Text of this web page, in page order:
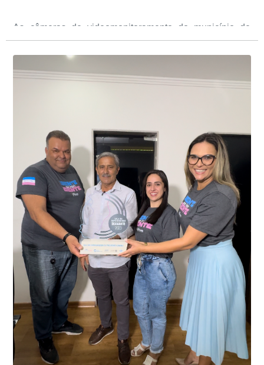
As câmeras de videomonitoramento do município de
Presidente Kennedy identificaram neste fim de semana,
01 de junho, uma motocicleta com indícios de
adulteração, imediatamente, a central de
videomonitoramento acionou a Guarda Civil Municipal,
Durante a abordagem a adulteração foi comprovada,
conta do sistema de videomonitoramento instalado
recentemente em todo o município de Presidente
Kennedy, o sistema é integrado com outros municípios
do país, sendo possível a identificação de veículos por
meio do cruzamento de informações, nesse caso
específico, com dados de uma cidade do Estado do Rio
de Janeiro.
“Mais de 100 câmeras foram instaladas na sede e no
interior de Presidente Kennedy, garantindo mais
segurança à população, seja nas ruas, no comércio, os
produtores agropecuários. Estamos no rumo certo,
parabéns a todos os servidores que contribuem para a
segurança da nossa cidade”, destaca o prefeito Dorlei
Fontão.